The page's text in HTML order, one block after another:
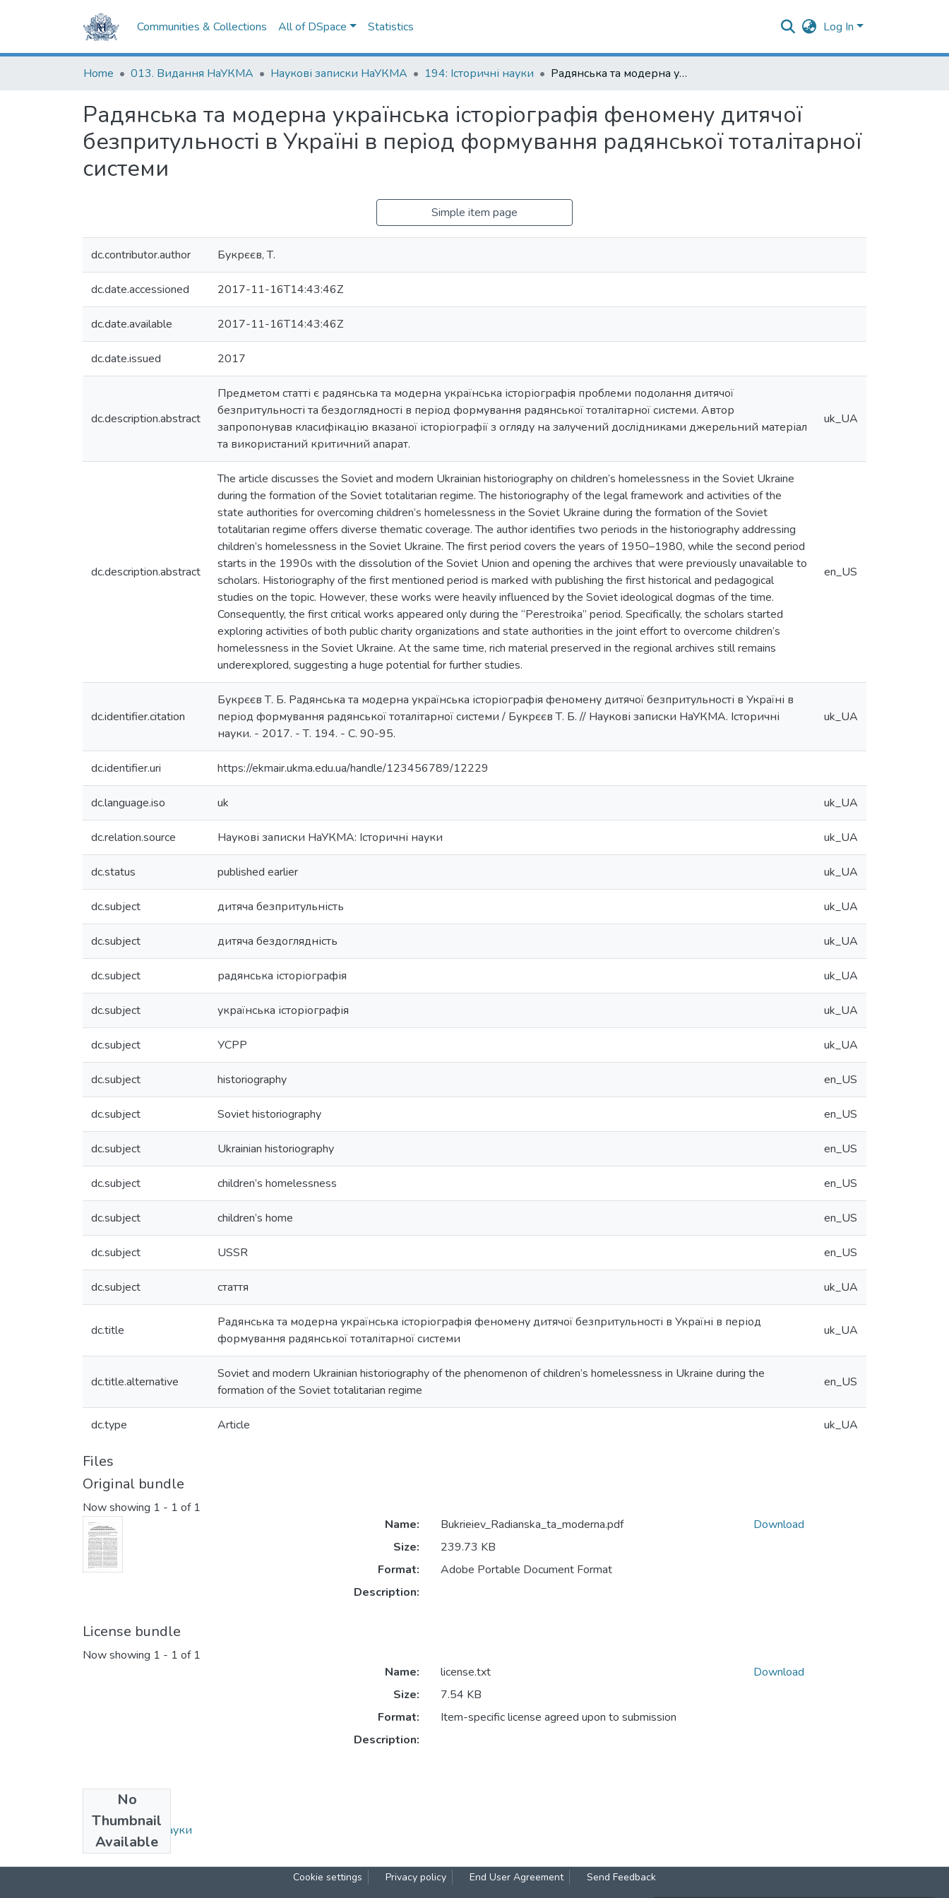
Communities & Collections All of DSpace Statistics Log In
Home 013. Видання НаУКМА Наукові записки НаУКМА 194: Історичні науки Радянська та модерна українська історіографія феномену дитячої безпритульності в Україні в період формування радянської тоталітарної системи
Радянська та модерна українська історіографія феномену дитячої
безпритульності в Україні в період формування радянської тоталітарної
системи
Simple item page
dc.contributor.author Букрєєв, Т.
dc.date.accessioned 2017-11-16T14:43:46Z
dc.date.available 2017-11-16T14:43:46Z
dc.date.issued 2017
dc.description.abstract
Предметом статті є радянська та модерна українська історіографія проблеми подолання дитячої
безпритульності та бездоглядності в період формування радянської тоталітарної системи. Автор
запропонував класифікацію вказаної історіографії з огляду на залучений дослідниками джерельний матеріал
та використаний критичний апарат.
uk_UA
dc.description.abstract
The article discusses the Soviet and modern Ukrainian historiography on children’s homelessness in the Soviet Ukraine
during the formation of the Soviet totalitarian regime. The historiography of the legal framework and activities of the
state authorities for overcoming children’s homelessness in the Soviet Ukraine during the formation of the Soviet
totalitarian regime offers diverse thematic coverage. The author identifies two periods in the historiography addressing
children’s homelessness in the Soviet Ukraine. The first period covers the years of 1950–1980, while the second period
starts in the 1990s with the dissolution of the Soviet Union and opening the archives that were previously unavailable to
scholars. Historiography of the first mentioned period is marked with publishing the first historical and pedagogical
studies on the topic. However, these works were heavily influenced by the Soviet ideological dogmas of the time.
Consequently, the first critical works appeared only during the “Perestroika” period. Specifically, the scholars started
exploring activities of both public charity organizations and state authorities in the joint effort to overcome children’s
homelessness in the Soviet Ukraine. At the same time, rich material preserved in the regional archives still remains
underexplored, suggesting a huge potential for further studies.
en_US
dc.identifier.citation
Букрєєв Т. Б. Радянська та модерна українська історіографія феномену дитячої безпритульності в Україні в
період формування радянської тоталітарної системи / Букрєєв Т. Б. // Наукові записки НаУКМА. Історичні
науки. - 2017. - Т. 194. - С. 90-95.
uk_UA
dc.identifier.uri https://ekmair.ukma.edu.ua/handle/123456789/12229
dc.language.iso uk uk_UA
dc.relation.source Наукові записки НаУКМА: Історичні науки uk_UA
dc.status published earlier uk_UA
dc.subject дитяча безпритульність uk_UA
dc.subject дитяча бездоглядність uk_UA
dc.subject радянська історіографія uk_UA
dc.subject українська історіографія uk_UA
dc.subject УСРР uk_UA
dc.subject historiography en_US
dc.subject Soviet historiography en_US
dc.subject Ukrainian historiography en_US
dc.subject children’s homelessness en_US
dc.subject children’s home en_US
dc.subject USSR en_US
dc.subject стаття uk_UA
dc.title
Радянська та модерна українська історіографія феномену дитячої безпритульності в Україні в період
формування радянської тоталітарної системи
uk_UA
dc.title.alternative
Soviet and modern Ukrainian historiography of the phenomenon of children’s homelessness in Ukraine during the
formation of the Soviet totalitarian regime
en_US
dc.type Article uk_UA
Files
Original bundle
Now showing 1 - 1 of 1
Name:
Bukrieiev_Radianska_ta_moderna.pdf
Size:
239.73 KB
Format:
Adobe Portable Document Format
Description:
Download
License bundle
Now showing 1 - 1 of 1
No
Thumbnail
Available
Name:
license.txt
Size:
7.54 KB
Format:
Item-specific license agreed upon to submission
Description:
Download
Collections
194: Історичні науки
Cookie settings Privacy policy End User Agreement Send Feedback